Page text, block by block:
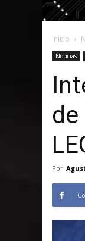
Inicio
Noticias
Por